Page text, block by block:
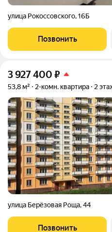
улица Рокоссовского,16Б
Позвонить
3 927 400 ₽
53,8 м² 2-комн. квартира 2
улица Берёзовая Роща,44
Позвонить